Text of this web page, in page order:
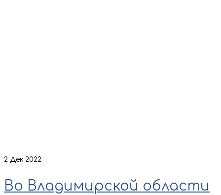
2 Дек 2022
Во Владимирской области